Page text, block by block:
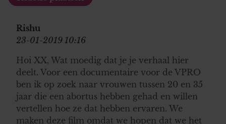
Rishu
23-01-2019 10:16
Hoi XX, Wat moedig dat je je verhaal hier
deelt. Voor een documentaire voor de VPRO
ben ik op zoek naar vrouwen tussen 20 en 35
jaar die een abortus hebben gehad en willen
vertellen hoe ze dat hebben ervaren. We
maken deze film omdat we hopen dat we het